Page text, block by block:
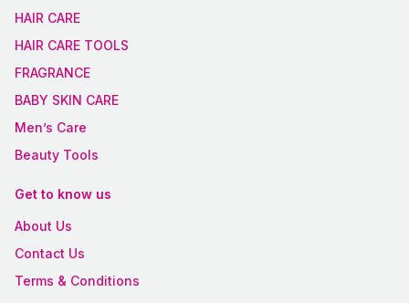
HAIR CARE
HAIR CARE TOOLS
FRAGRANCE
BABY SKIN CARE
Men’s Care
Beauty Tools
Get to know us
About Us
Contact Us
Terms & Conditions